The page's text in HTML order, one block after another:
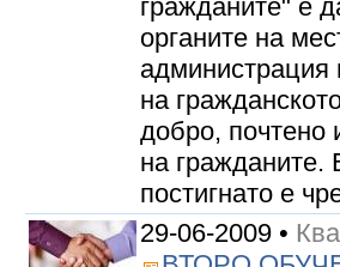
гражданите" е
органите на
администрация
на
добро, почтено
на гражданите.
постигнато е
29-06-2009 •